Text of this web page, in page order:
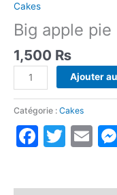
Cakes
Big apple pie
1,500 ₨
quantité
de
Big
apple
pie
Ajouter
Catégorie : Cakes